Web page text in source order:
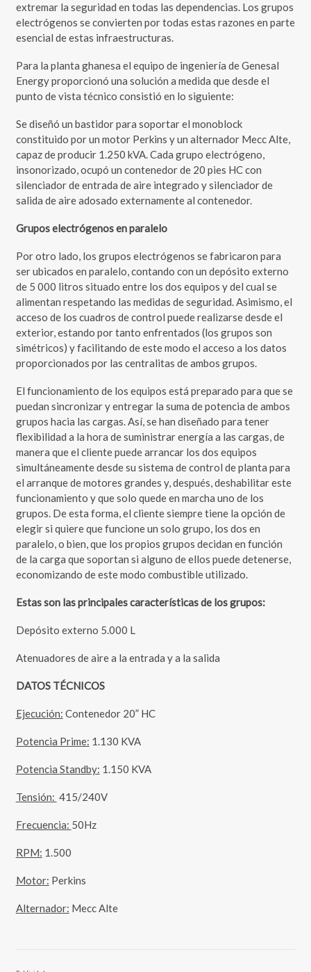
extremar la seguridad en todas las dependencias. Los grupos
electrógenos se convierten por todas estas razones en parte
esencial de estas infraestructuras.
Para la planta ghanesa el equipo de ingeniería de Genesal
Energy proporcionó una solución a medida que desde el
punto de vista técnico consistió en lo siguiente:
Se diseñó un bastidor para soportar el monoblock
constituido por un motor Perkins y un alternador Mecc Alte,
capaz de producir 1.250 kVA. Cada grupo electrógeno,
insonorizado, ocupó un contenedor de 20 pies HC con
silenciador de entrada de aire integrado y silenciador de
salida de aire adosado externamente al contenedor.
Grupos electrógenos en paralelo
Por otro lado, los grupos electrógenos se fabricaron para
ser ubicados en paralelo, contando con un depósito externo
de 5 000 litros situado entre los dos equipos y del cual se
alimentan respetando las medidas de seguridad. Asimismo, el
acceso de los cuadros de control puede realizarse desde el
exterior, estando por tanto enfrentados (los grupos son
simétricos) y facilitando de este modo el acceso a los datos
proporcionados por las centralitas de ambos grupos.
El funcionamiento de los equipos está preparado para que se
puedan sincronizar y entregar la suma de potencia de ambos
grupos hacia las cargas. Así, se han diseñado para tener
flexibilidad a la hora de suministrar energía a las cargas, de
manera que el cliente puede arrancar los dos equipos
simultáneamente desde su sistema de control de planta para
el arranque de motores grandes y, después, deshabilitar este
funcionamiento y que solo quede en marcha uno de los
grupos. De esta forma, el cliente siempre tiene la opción de
elegir si quiere que funcione un solo grupo, los dos en
paralelo, o bien, que los propios grupos decidan en función
de la carga que soportan si alguno de ellos puede detenerse,
economizando de este modo combustible utilizado.
Estas son las principales características de los grupos:
Depósito externo 5.000 L
Atenuadores de aire a la entrada y a la salida
DATOS TÉCNICOS
Ejecución: Contenedor 20” HC
Potencia Prime: 1.130 KVA
Potencia Standby: 1.150 KVA
Tensión: 415/240V
Frecuencia: 50Hz
RPM: 1.500
Motor: Perkins
Alternador: Mecc Alte